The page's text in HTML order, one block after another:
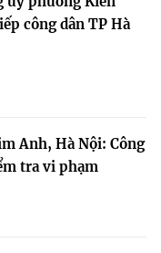
công dân TP Hà
Anh, Hà Nội: Công
tra vi phạm